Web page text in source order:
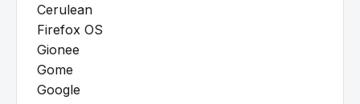
Cerulean
Firefox OS
Gionee
Gome
Google